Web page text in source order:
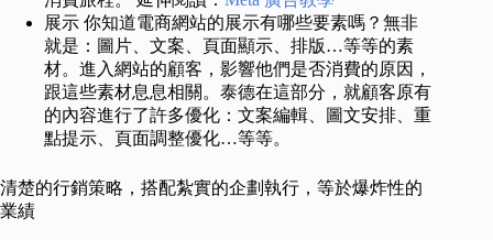
展示 你知道電商網站的展示有哪些要素嗎？無非
就是：圖片、文案、頁面顯示、排版…等等的素
材。進入網站的顧客，影響他們是否消費的原因，
跟這些素材息息相關。泰德在這部分，就顧客原有
的內容進行了許多優化：文案編輯、圖文安排、重
點提示、頁面調整優化…等等。
清楚的行銷策略，搭配紮實的企劃執行，等於爆炸性的
業績